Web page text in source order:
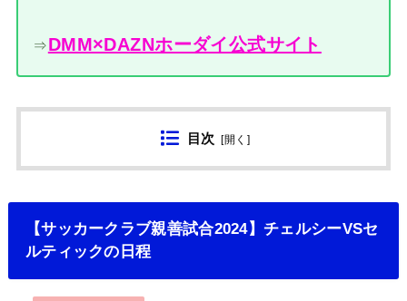
⇒DMM×DAZNホーダイ公式サイト
目次 [開く ]
【サッカークラブ親善試合2024】チェルシーVSセ
ルティックの日程